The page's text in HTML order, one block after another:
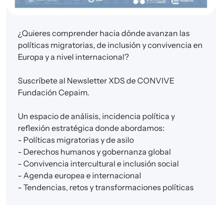
¿Quieres comprender hacia dónde avanzan las
políticas migratorias, de inclusión y convivencia en
Europa y a nivel internacional?
Suscríbete al Newsletter XDS de CONVIVE
Fundación Cepaim.
Un espacio de análisis, incidencia política y
reflexión estratégica donde abordamos:
- Políticas migratorias y de asilo
- Derechos humanos y gobernanza global
- Convivencia intercultural e inclusión social
- Agenda europea e internacional
- Tendencias, retos y transformaciones políticas